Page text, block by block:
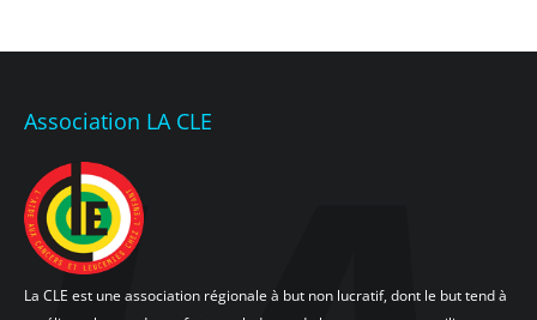
Association LA CLE
La CLE est une association régionale à but non lucratif, dont le but tend à